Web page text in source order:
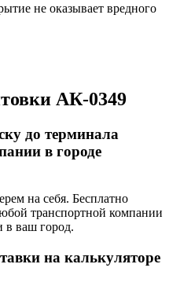
не оказывает вредного
АК-0349
до терминала
в городе
на себя. Бесплатно
транспортной компании
в ваш город.
на калькуляторе